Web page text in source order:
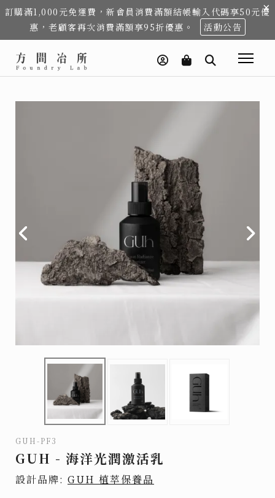
×
訂購滿1,000元免運費，新會員消費滿額結帳輸入代碼享50元優
惠，老顧客再次消費滿額享95折優惠。
活動公告
GUH-PF3
GUH - 海洋光潤激活乳
設計品牌: GUH 植萃保養品